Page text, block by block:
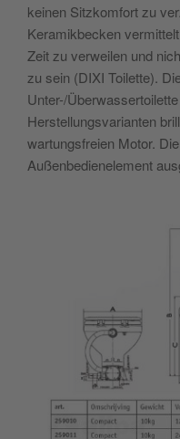
keinen Sitzkomfort zu
Keramikbecken
Zeit zu verweilen und
zu sein (DIXI Toilette).
Unter-/
Herstellungsvarianten
wartungsfreien Motor.
Außenbedienelement